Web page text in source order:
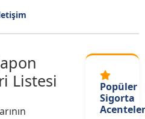
Listesi
Popüler
Sigorta